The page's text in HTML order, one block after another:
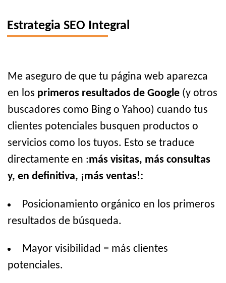
Estrategia SEO Integral
Me aseguro de que tu página web aparezca
en los primeros resultados de Google (y otros
buscadores como Bing o Yahoo) cuando tus
clientes potenciales busquen productos o
servicios como los tuyos. Esto se traduce
directamente en :más visitas, más consultas
y, en definitiva, ¡más ventas!:
Posicionamiento orgánico en los primeros
resultados de búsqueda.
Mayor visibilidad = más clientes
potenciales.